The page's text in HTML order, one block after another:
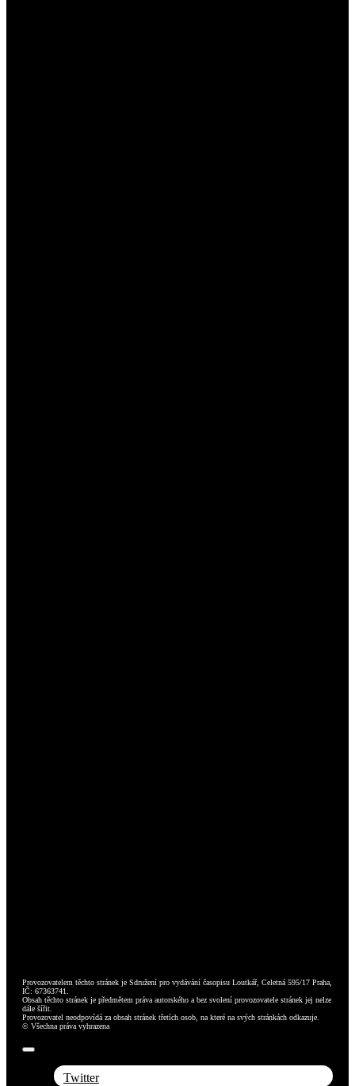
Provozovatelem těchto stránek je Sdružení pro vydávání časopisu Loutkář, Celetná 595/17 Praha,
IČ: 67363741.
Obsah těchto stránek je předmětem práva autorského a bez svolení provozovatele stránek jej nelze
dále šířit.
Provozovatel neodpovídá za obsah stránek třetích osob, na které na svých stránkách odkazuje.
© Všechna práva vyhrazena
Toggle
Navigation
Twitter